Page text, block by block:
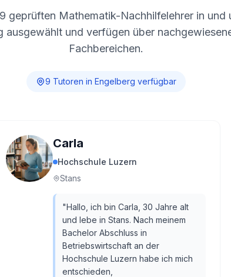
9 geprüften Mathematik-Nachhilfelehrer in und
ausgewählt und verfügen über
Fachbereichen.
9 Tutoren in Engelberg verfügbar
Carla
Hochschule Luzern
Stans
"Hallo, ich bin Carla, 30 Jahre alt
und lebe in Stans. Nach meinem
Bachelor Abschluss in
Betriebswirtschaft an der
Hochschule Luzern habe ich mich
entschieden,